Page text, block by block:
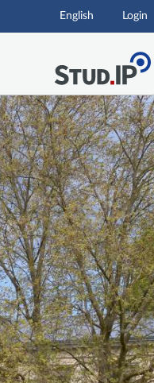
English Login